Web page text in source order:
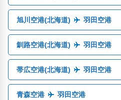
旭川空港(北海道) 羽田空港
釧路空港(北海道) 羽田空港
帯広空港(北海道) 羽田空港
青森空港 羽田空港